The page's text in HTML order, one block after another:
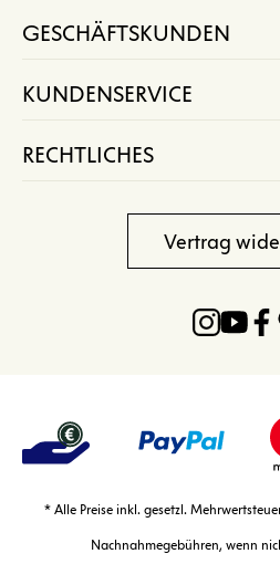
GESCHÄFTSKUNDEN
KUNDENSERVICE
RECHTLICHES
Vertrag
* Alle Preise inkl. gesetzl.
Nachnahmegebühren, wenn